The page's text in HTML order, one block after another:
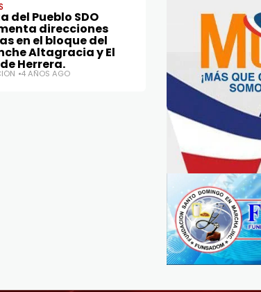
del Pueblo SDO
direcciones
en el bloque del
Altagracia y El
Herrera.
4 AÑOS AGO
Los Congos de
invitados al
Fuego en
2 AÑOS AGO